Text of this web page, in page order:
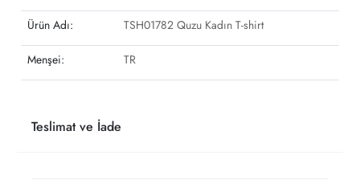
Ürün Adı: TSH01782 Quzu Kadın T-shirt
Menşei: TR
Teslimat ve İade